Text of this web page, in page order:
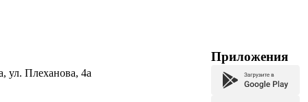
ул. Плеханова, 4а
Приложения